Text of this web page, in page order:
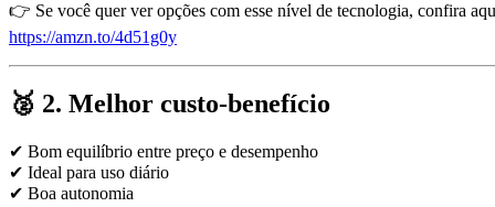
👉 Se você quer ver opções com esse nível de tecnologia, confira
https://amzn.to/4d51g0y
🥈 2. Melhor custo-benefício
✔ Bom equilíbrio entre preço e desempenho
✔ Ideal para uso diário
✔ Boa autonomia